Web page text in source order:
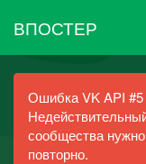
ВПОСТЕР
Ошибка VK API #5
сообщества
повторно.